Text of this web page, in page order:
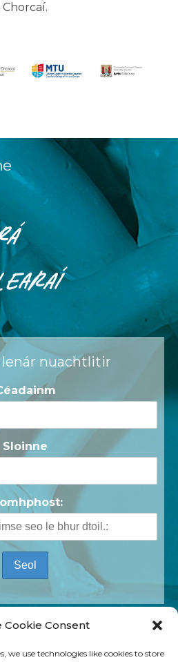
Cookie Consent
we use technologies like cookies to store
lenár nuachtlitir
Sloinne